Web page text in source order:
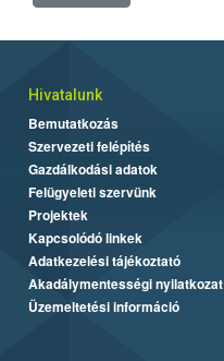
Hivatalunk
Bemutatkozás
Szervezeti felépítés
Gazdálkodási adatok
Felügyeleti szervünk
Projektek
Kapcsolódó linkek
Adatkezelési tájékoztató
Akadálymentességi nyilatkozat
Üzemeltetési információ